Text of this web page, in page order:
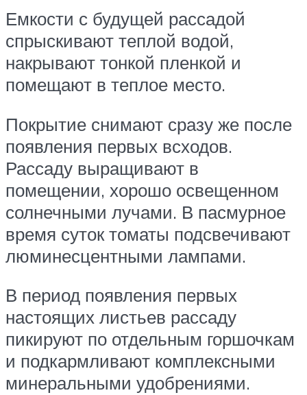
Емкости с будущей рассадой
спрыскивают теплой водой,
накрывают тонкой пленкой и
помещают в теплое место.
Покрытие снимают сразу же после
появления первых всходов.
Рассаду выращивают в
помещении, хорошо освещенном
солнечными лучами. В пасмурное
время суток томаты подсвечивают
люминесцентными лампами.
В период появления первых
настоящих листьев рассаду
пикируют по отдельным горшочкам
и подкармливают комплексными
минеральными удобрениями.